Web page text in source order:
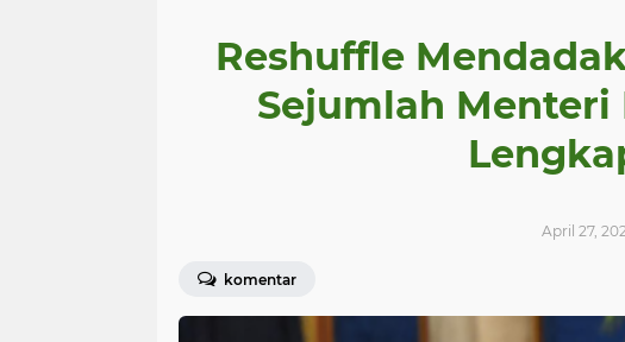
Reshuffle
Sejumlah Menteri
April 27,
komentar